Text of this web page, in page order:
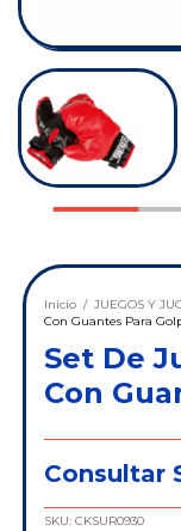
Inicio / JUEGOS Y
Con Guantes Para
Set De
Con
Consultar
SKU: CKSUR0930